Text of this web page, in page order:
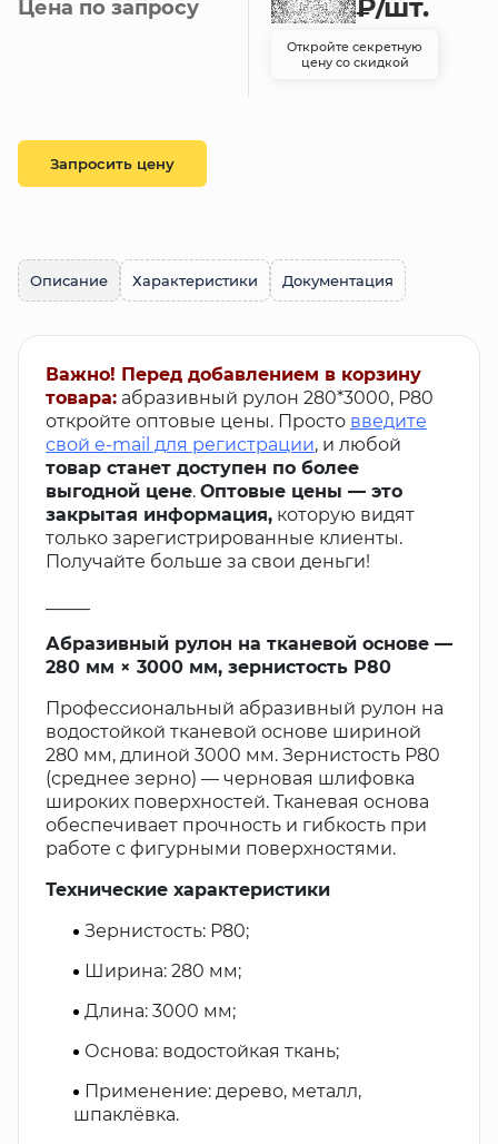
Цена по запросу ₽/шт.
Откройте секретную
цену со скидкой
Запросить цену
Описание Характеристики Документация
Важно! Перед добавлением в корзину
товара: абразивный рулон 280*3000, Р80
откройте оптовые цены. Просто введите
свой e-mail для регистрации, и любой
товар станет доступен по более
выгодной цене. Оптовые цены — это
закрытая информация, которую видят
только зарегистрированные клиенты.
Получайте больше за свои деньги!
Абразивный рулон на тканевой основе —
280 мм × 3000 мм, зернистость Р80
Профессиональный абразивный рулон на
водостойкой тканевой основе шириной
280 мм, длиной 3000 мм. Зернистость Р80
(среднее зерно) — черновая шлифовка
широких поверхностей. Тканевая основа
обеспечивает прочность и гибкость при
работе с фигурными поверхностями.
Технические характеристики
Зернистость: Р80;
Ширина: 280 мм;
Длина: 3000 мм;
Основа: водостойкая ткань;
Применение: дерево, металл,
шпаклёвка.